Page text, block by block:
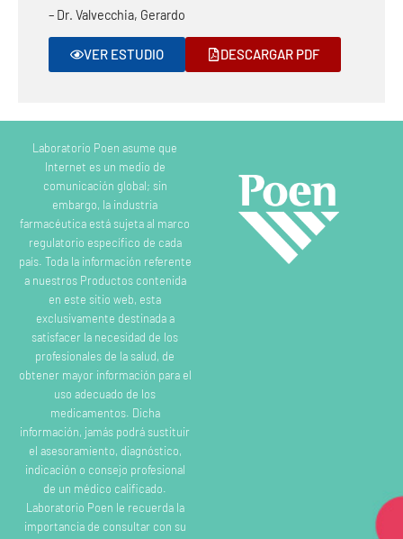
– Dr. Valvecchia, Gerardo
VER ESTUDIO DESCARGAR PDF
Laboratorio Poen asume que
Internet es un medio de
comunicación global; sin
embargo, la industria
farmacéutica está sujeta al marco
regulatorio específico de cada
país. Toda la información referente
a nuestros Productos contenida
en este sitio web, esta
exclusivamente destinada a
satisfacer la necesidad de los
profesionales de la salud, de
obtener mayor información para el
uso adecuado de los
medicamentos. Dicha
información, jamás podrá sustituir
el asesoramiento, diagnóstico,
indicación o consejo profesional
de un médico calificado.
Laboratorio Poen le recuerda la
importancia de consultar con su